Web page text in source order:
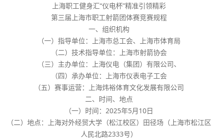
上海职工健身汇“仪电杯”精准引领精彩
第三届上海市职工射箭团体赛竞赛规程
一、组织机构
（一）指导单位：上海市总工会、上海市体育局
（二）技术指导单位：上海市射箭协会
（三）主办单位：上海仪电（集团）有限公司、
（四）承办单位：上海市仪表电子工会
（五）赛事运营：上海炜裕体育文化发展有限公司
二、时间、地点
（一）时间：2025年5月10日
（二）地点：上海对外经贸大学（松江校区）田径场（上海市松江区
人民北路2333号）